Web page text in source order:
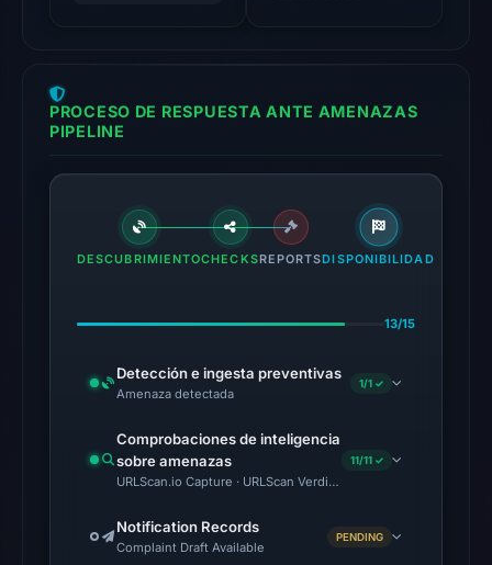
domain
200)
Aug
7,
Reachability
does
not
whether
the
PROCESO DE RESPUESTA ANTE AMENAZAS
PIPELINE
DESCUBRIMIENTOCHECKSREPORTSDISPONIBILIDAD
13/15
Detección e ingesta preventivas
Amenaza detectada
1/1 ✓
Comprobaciones de inteligencia
sobre amenazas
URLScan.io Capture · URLScan Verdict · Cloudflare Radar
11/11 ✓
Notification Records
Complaint Draft Available
PENDING